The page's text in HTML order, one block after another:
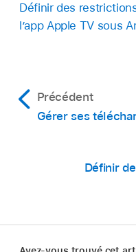
Définir des
l’app Apple TV sous
Précédent
Gérer ses
Définir